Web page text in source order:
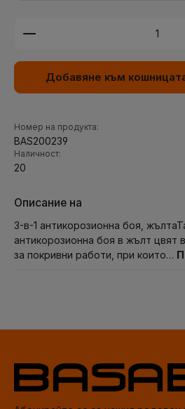
Количество на продукта:
Добавяне към
Номер на продукта:
BAS200239
Наличност:
20
Описание на
3-в-1 антикорозионна боя,
антикорозионна боя в жълт цвят
за покривни работи, при които…